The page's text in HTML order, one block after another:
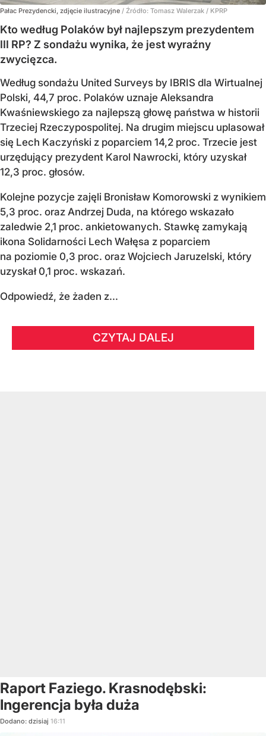
Pałac Prezydencki, zdjęcie ilustracyjne / Źródło: Tomasz Walerzak / KPRP
Kto według Polaków był najlepszym prezydentem
III RP? Z sondażu wynika, że jest wyraźny
zwycięzca.
Według sondażu United Surveys by IBRIS dla Wirtualnej
Polski, 44,7 proc. Polaków uznaje Aleksandra
Kwaśniewskiego za najlepszą głowę państwa w historii
Trzeciej Rzeczypospolitej. Na drugim miejscu uplasował
się Lech Kaczyński z poparciem 14,2 proc. Trzecie jest
urzędujący prezydent Karol Nawrocki, który uzyskał
12,3 proc. głosów.
Kolejne pozycje zajęli Bronisław Komorowski z wynikiem
5,3 proc. oraz Andrzej Duda, na którego wskazało
zaledwie 2,1 proc. ankietowanych. Stawkę zamykają
ikona Solidarności Lech Wałęsa z poparciem
na poziomie 0,3 proc. oraz Wojciech Jaruzelski, który
uzyskał 0,1 proc. wskazań.
Odpowiedź, że żaden z...
CZYTAJ DALEJ
Raport Faziego. Krasnodębski:
Ingerencja była duża
Dodano: dzisiaj 16:11